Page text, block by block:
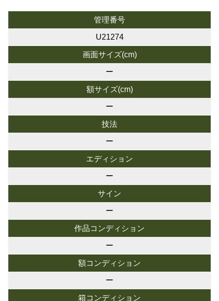
管理番号
U21274
画面サイズ(cm)
ー
額サイズ(cm)
ー
技法
ー
エディション
ー
サイン
ー
作品コンディション
ー
額コンディション
ー
箱コンディション